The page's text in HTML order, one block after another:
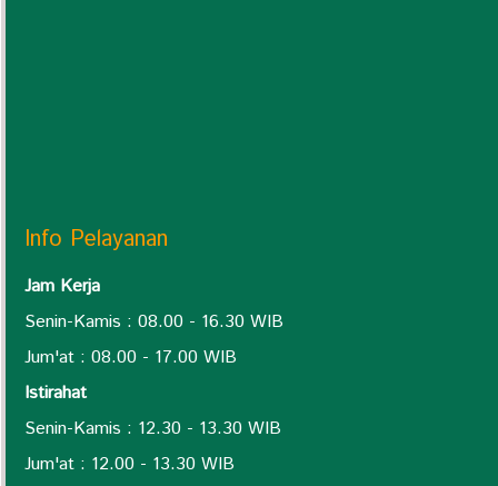
Info Pelayanan
Jam Kerja
Senin-Kamis : 08.00 - 16.30 WIB
Jum'at : 08.00 - 17.00 WIB
Istirahat
Senin-Kamis : 12.30 - 13.30 WIB
Jum'at : 12.00 - 13.30 WIB